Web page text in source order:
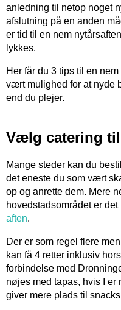
anledning til netop noget
afslutning på en anden
er tid til en nem
lykkes.
Her får du 3 tips til en
vært mulighed for at nyde
end du plejer.
Vælg catering
Mange steder kan du
det eneste du som vært
op og anrette dem. Mere
hovedstadsområdet er det
aften.
Der er som regel flere
kan få 4 retter inklusiv
forbindelse med
nøjes med tapas, hvis I er
giver mere plads til